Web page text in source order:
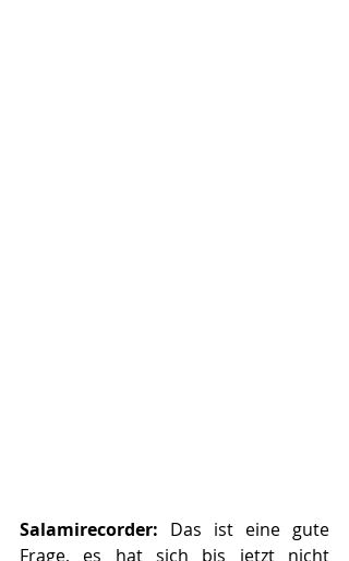
Salamirecorder: Das ist eine gute
Frage, es hat sich bis jetzt nicht